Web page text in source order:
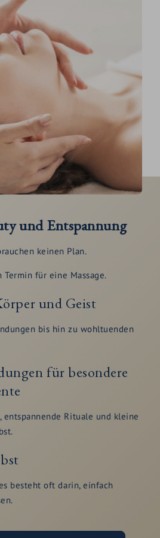
und Entspannung
keinen Plan.
für eine Massage.
und Geist
bis hin zu wohltuenden
für besondere
entspannende Rituale und kleine
besteht oft darin, einfach